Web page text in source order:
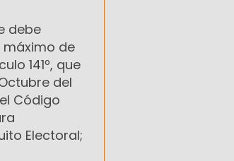
debe
de
141º, que
del
Código
Electoral;